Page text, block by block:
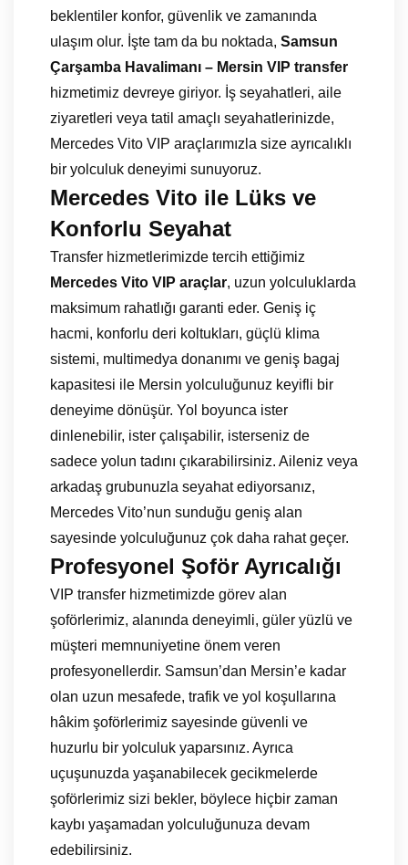
beklentiler konfor, güvenlik ve zamanında
ulaşım olur. İşte tam da bu noktada, Samsun
Çarşamba Havalimanı – Mersin VIP transfer
hizmetimiz devreye giriyor. İş seyahatleri, aile
ziyaretleri veya tatil amaçlı seyahatlerinizde,
Mercedes Vito VIP araçlarımızla size ayrıcalıklı
bir yolculuk deneyimi sunuyoruz.
Mercedes Vito ile Lüks ve
Konforlu Seyahat
Transfer hizmetlerimizde tercih ettiğimiz
Mercedes Vito VIP araçlar, uzun yolculuklarda
maksimum rahatlığı garanti eder. Geniş iç
hacmi, konforlu deri koltukları, güçlü klima
sistemi, multimedya donanımı ve geniş bagaj
kapasitesi ile Mersin yolculuğunuz keyifli bir
deneyime dönüşür. Yol boyunca ister
dinlenebilir, ister çalışabilir, isterseniz de
sadece yolun tadını çıkarabilirsiniz. Aileniz veya
arkadaş grubunuzla seyahat ediyorsanız,
Mercedes Vito’nun sunduğu geniş alan
sayesinde yolculuğunuz çok daha rahat geçer.
Profesyonel Şoför Ayrıcalığı
VIP transfer hizmetimizde görev alan
şoförlerimiz, alanında deneyimli, güler yüzlü ve
müşteri memnuniyetine önem veren
profesyonellerdir. Samsun’dan Mersin’e kadar
olan uzun mesafede, trafik ve yol koşullarına
hâkim şoförlerimiz sayesinde güvenli ve
huzurlu bir yolculuk yaparsınız. Ayrıca
uçuşunuzda yaşanabilecek gecikmelerde
şoförlerimiz sizi bekler, böylece hiçbir zaman
kaybı yaşamadan yolculuğunuza devam
edebilirsiniz.